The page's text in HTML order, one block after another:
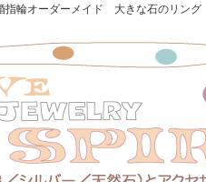
輪オーダーメイド 大きな石のリング